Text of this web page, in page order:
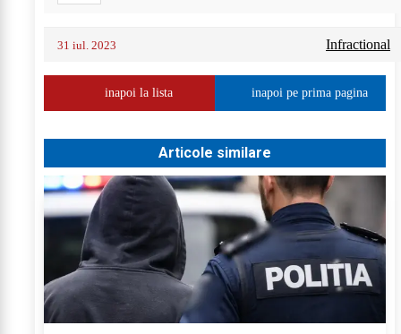
31 iul. 2023 Infractional
inapoi la lista inapoi pe prima pagina
Articole similare